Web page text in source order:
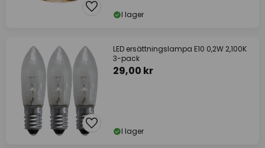
I lager
LED ersättningslampa E10 0,2W 2,100K
3-pack
29,00 kr
I lager